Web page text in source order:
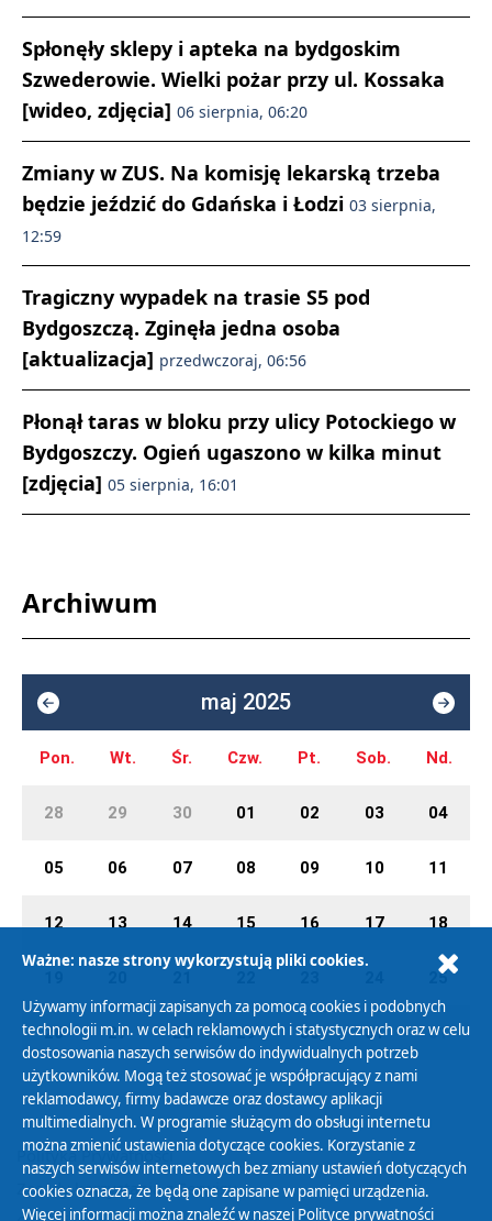
Spłonęły sklepy i apteka na bydgoskim
Szwederowie. Wielki pożar przy ul. Kossaka
[wideo, zdjęcia] 06 sierpnia, 06:20
Zmiany w ZUS. Na komisję lekarską trzeba
będzie jeździć do Gdańska i Łodzi 03 sierpnia,
12:59
Tragiczny wypadek na trasie S5 pod
Bydgoszczą. Zginęła jedna osoba
[aktualizacja] przedwczoraj, 06:56
Płonął taras w bloku przy ulicy Potockiego w
Bydgoszczy. Ogień ugaszono w kilka minut
[zdjęcia] 05 sierpnia, 16:01
Archiwum
maj 2025
Pon. Wt. Śr. Czw. Pt. Sob. Nd.
28 29 30 01 02 03 04
05 06 07 08 09 10 11
12 13 14 15 16 17 18
25
26 27 28 29 30 31 01
Polityka Prywatności
Zasady korzystania z Serwisu
Ważne: nasze strony wykorzystują pliki cookies.
Używamy informacji zapisanych za pomocą cookies i podobnych
technologii m.in. w celach reklamowych i statystycznych oraz w celu
dostosowania naszych serwisów do indywidualnych potrzeb
użytkowników. Mogą też stosować je współpracujący z nami
reklamodawcy, firmy badawcze oraz dostawcy aplikacji
multimedialnych. W programie służącym do obsługi internetu
można zmienić ustawienia dotyczące cookies. Korzystanie z
naszych serwisów internetowych bez zmiany ustawień dotyczących
cookies oznacza, że będą one zapisane w pamięci urządzenia.
Więcej informacji można znaleźć w naszej Polityce prywatności